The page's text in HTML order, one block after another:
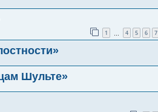
1 4 5 6 7
Шульте»